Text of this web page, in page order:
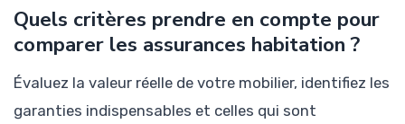
Quels critères prendre en compte pour
comparer les assurances habitation ?
Évaluez la valeur réelle de votre mobilier, identifiez les
garanties indispensables et celles qui sont